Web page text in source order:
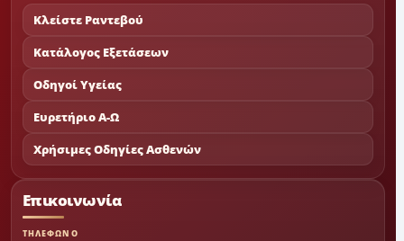
Κλείστε Ραντεβού
Κατάλογος Εξετάσεων
Οδηγοί Υγείας
Ευρετήριο Α-Ω
Χρήσιμες Οδηγίες Ασθενών
Επικοινωνία
ΤΗΛΕΦΩΝΟ